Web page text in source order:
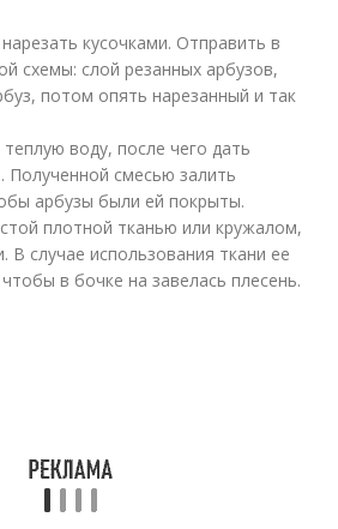
кусочками. Отправить в
схемы: слой резанных арбузов,
потом опять нарезанный и так
воду, после чего дать
Полученной смесью залить
арбузы были ей покрыты.
плотной тканью или кружалом,
В случае использования ткани ее
в бочке на завелась плесень.